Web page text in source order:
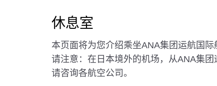
休息室
本页面将为您介绍乘坐ANA集团运航国
请注意：在日本境外的机场，从ANA集
请咨询各航空公司。